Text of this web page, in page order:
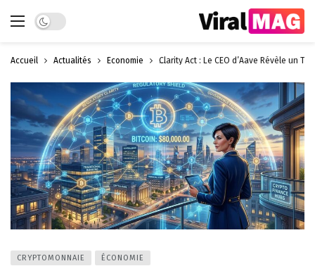
Dark mode
Accueil Actualités Économie Clarity Act : Le CEO d’Aave Révèle un
CRYPTOMONNAIE ÉCONOMIE